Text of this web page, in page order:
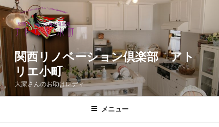
コ
ン
テ
ン
ツ
へ
ス
キ
ッ
関西リノベーション倶楽部 アト
リエ小町
大家さんのお助けレディ
メニュー